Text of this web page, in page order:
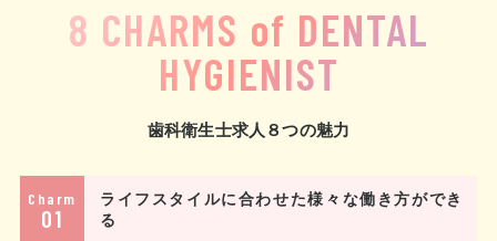
8 CHARMS of DENTAL
HYGIENIST
歯科衛生士求人８つの魅力
Charm
01
ライフスタイルに合わせた様々な働き方ができ
る